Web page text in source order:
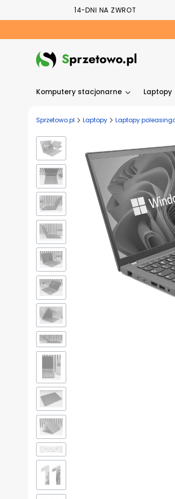
14-DNI NA ZWROT
Komputery stacjonarne Laptopy
Sprzetowo.pl Laptopy Laptopy